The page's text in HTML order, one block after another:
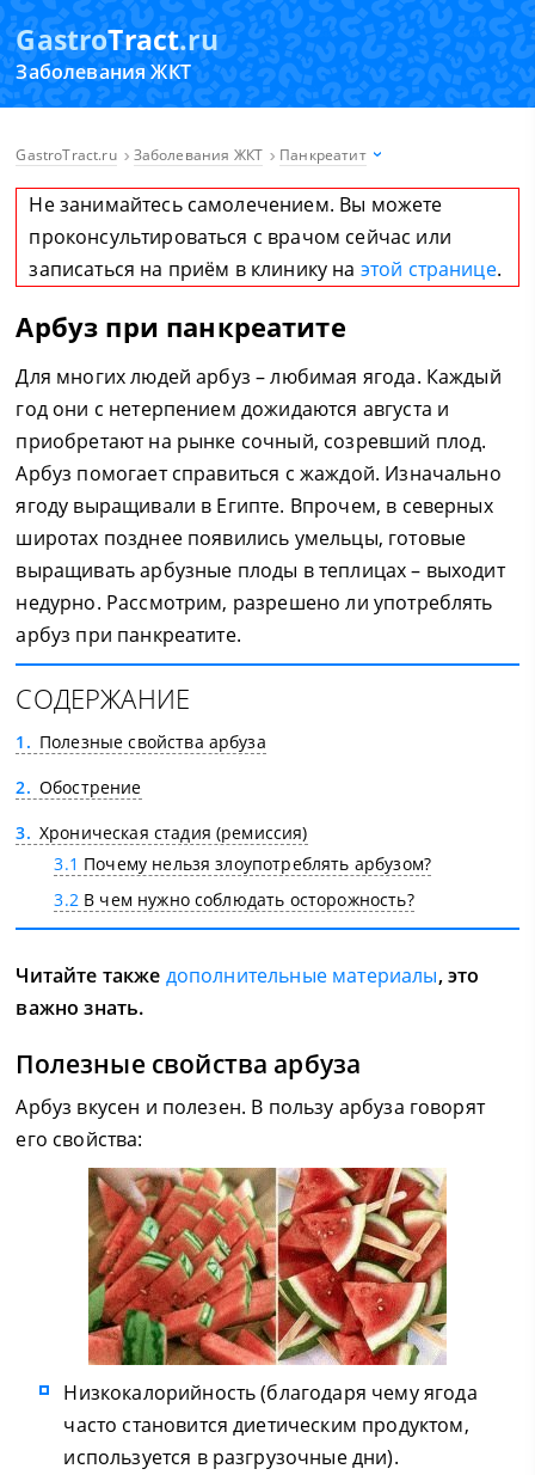
GastroTract.ru
Заболевания ЖКТ
GastroTract.ru Заболевания ЖКТ Панкреатит
Не занимайтесь самолечением. Вы можете
проконсультироваться с врачом сейчас или
записаться на приём в клинику на этой странице.
Арбуз при панкреатите
Для многих людей арбуз – любимая ягода. Каждый
год они с нетерпением дожидаются августа и
приобретают на рынке сочный, созревший плод.
Арбуз помогает справиться с жаждой. Изначально
ягоду выращивали в Египте. Впрочем, в северных
широтах позднее появились умельцы, готовые
выращивать арбузные плоды в теплицах – выходит
недурно. Рассмотрим, разрешено ли употреблять
арбуз при панкреатите.
СОДЕРЖАНИЕ
1
Полезные свойства арбуза
2
Обострение
3
Хроническая стадия (ремиссия)
3.1 Почему нельзя злоупотреблять арбузом?
3.2В чем нужно соблюдать осторожность?
Читайте также дополнительные материалы, это
важно знать.
Полезные свойства арбуза
Арбуз вкусен и полезен. В пользу арбуза говорят
его свойства:
Низкокалорийность (благодаря чему ягода
часто становится диетическим продуктом,
используется в разгрузочные дни).